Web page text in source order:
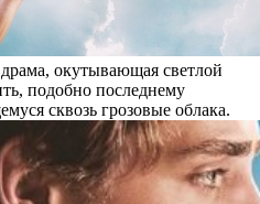
окутывающая светлой
подобно последнему
сквозь грозовые облака.